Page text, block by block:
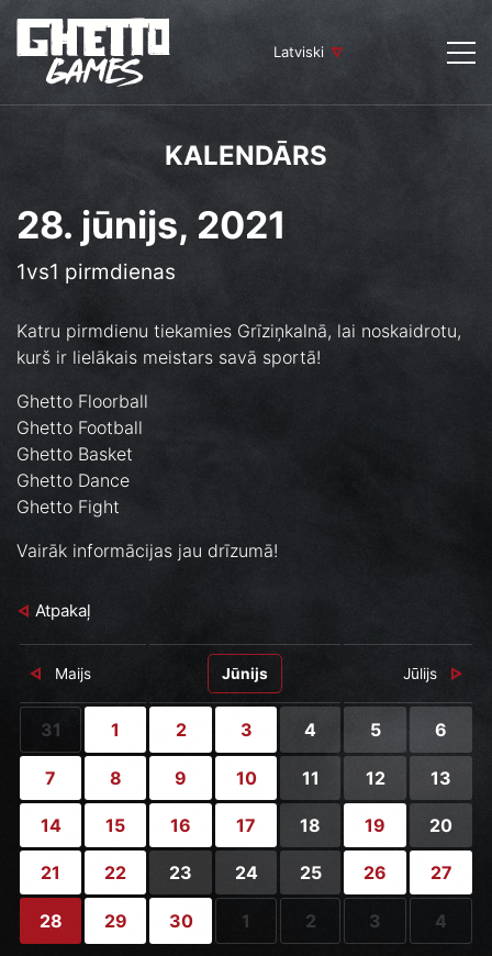
Latviski
KALENDĀRS
28. jūnijs, 2021
1vs1 pirmdienas
Katru pirmdienu tiekamies Grīziņkalnā, lai noskaidrotu,
kurš ir lielākais meistars savā sportā!
Ghetto Floorball
Ghetto Football
Ghetto Basket
Ghetto Dance
Ghetto Fight
Vairāk informācijas jau drīzumā!
Atpakaļ
Maijs Jūnijs Jūlijs
31 1 2 3 4 5 6
7 8 9 10 11 12 13
14 15 16 17 18 19 20
21 22 23 24 25 26 27
28 29 30 1 2 3 4